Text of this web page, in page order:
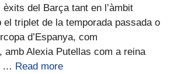
del Barça tant en l’àmbit
el triplet de la temporada passada o
d’Espanya, com
amb Alexia Putellas com a reina
… Read more